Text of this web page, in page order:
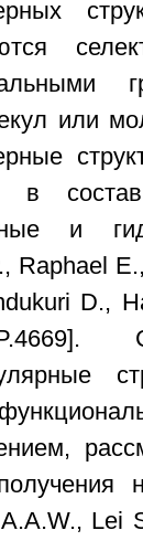
или
в
и
Raphael
D.,
Lei